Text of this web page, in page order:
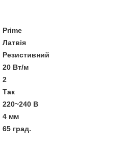
Prime
Латвія
Резистивний
20 Вт/м
2
Так
220~240 В
4 мм
65 град.